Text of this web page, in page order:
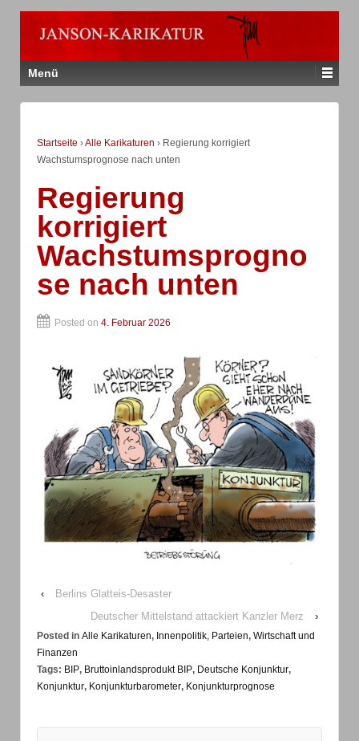
Menü
Startseite ›Alle Karikaturen › Regierung korrigiert
Wachstumsprognose nach unten
Regierung
korrigiert
Wachstumsprogno
se nach unten
Posted on 4. Februar 2026
‹
Berlins Glatteis-Desaster
Deutscher Mittelstand attackiert Kanzler Merz
›
Posted in Alle Karikaturen, Innenpolitik, Parteien, Wirtschaft und
Finanzen
Tags: BIP, Bruttoinlandsprodukt BIP, Deutsche Konjunktur,
Konjunktur, Konjunkturbarometer, Konjunkturprognose